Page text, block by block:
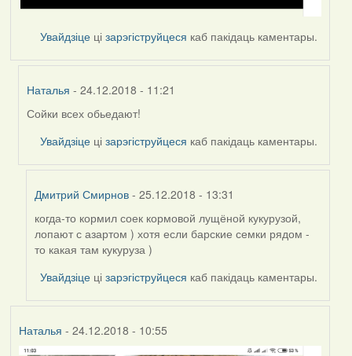
Увайдзіце цізарэгіструйцеся каб пакідаць каментары.
Наталья - 24.12.2018 - 11:21
In
reply
by
Сойки всех обьедают!
Увайдзіце цізарэгіструйцеся каб пакідаць каментары.
Дмитрий Смирнов - 25.12.2018 - 13:31
In
reply
to
by
Наталья
когда-то кормил соек кормовой лущёной кукурузой,
лопают с азартом ) хотя если барские семки рядом -
то какая там кукуруза )
Увайдзіце цізарэгіструйцеся каб пакідаць каментары.
Наталья - 24.12.2018 - 10:55